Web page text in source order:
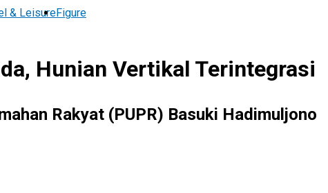
& LeisureFigure
Hunian Vertikal Terintegrasi
Rakyat (PUPR) Basuki Hadimuljono